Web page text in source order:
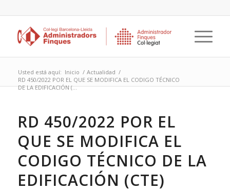
Usted está aquí: Inicio / Actualidad /
RD 450/2022 POR EL QUE SE MODIFICA EL CODIGO TÉCNICO
DE LA EDIFICACIÓN (...
RD 450/2022 POR EL
QUE SE MODIFICA EL
CODIGO TÉCNICO DE LA
EDIFICACIÓN (CTE)